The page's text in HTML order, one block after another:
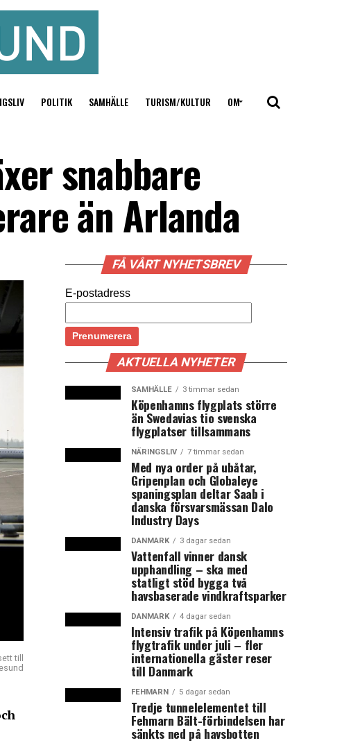
POLITIK SAMHÄLLE TURISM/KULTUR OM
snabbare
än Arlanda
till
FÅ VÅRT NYHETSBREV
E-postadress
AKTUELLA NYHETER
SAMHÄLLE 3 timmar sedan
Köpenhamns flygplats större
än Swedavias tio svenska
flygplatser tillsammans
NÄRINGSLIV 7 timmar sedan
Med nya order på ubåtar,
Gripenplan och Globaleye
spaningsplan deltar Saab i
danska försvarsmässan Dalo
Industry Days
DANMARK 3 dagar sedan
Vattenfall vinner dansk
upphandling – ska med
statligt stöd bygga två
havsbaserade vindkraftsparker
DANMARK 4 dagar sedan
Intensiv trafik på Köpenhamns
flygtrafik under juli – fler
internationella gäster reser
till Danmark
FEHMARN 5 dagar sedan
Tredje tunnelelementet till
Fehmarn Bält-förbindelsen har
sänkts ned på havsbotten